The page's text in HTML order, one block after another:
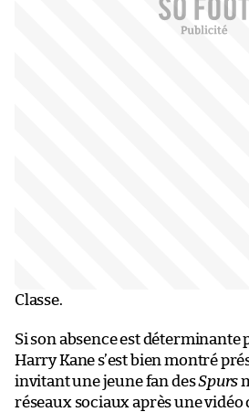
Classe.
Si son absence est déterminante
Harry Kane s’est bien montré
invitant une jeune fan desSpurs
réseaux sociaux après une vidéo